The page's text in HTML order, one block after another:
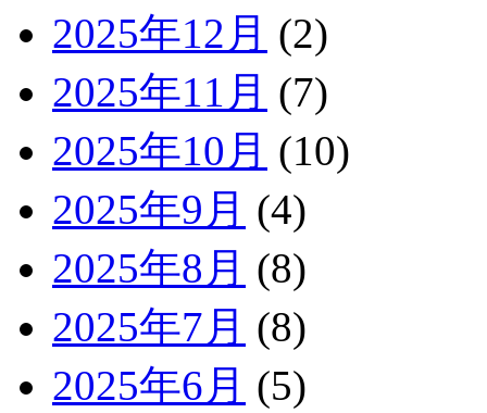
2025年12月 (2)
2025年11月 (7)
2025年10月 (10)
2025年9月 (4)
2025年8月 (8)
2025年7月 (8)
2025年6月 (5)